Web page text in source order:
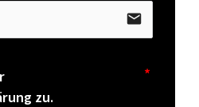
email
zu.